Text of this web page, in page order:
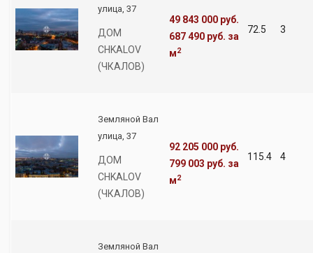
улица, 37
ДОМ
CHKALOV
(ЧКАЛОВ)
49 843 000 руб.
687 490 руб. за
м2
72.5 3
Земляной Вал
улица, 37
ДОМ
CHKALOV
(ЧКАЛОВ)
92 205 000 руб.
799 003 руб. за
м2
115.4 4
Земляной Вал